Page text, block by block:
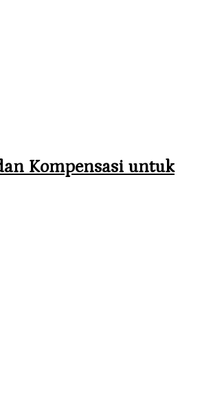
Kompensasi untuk